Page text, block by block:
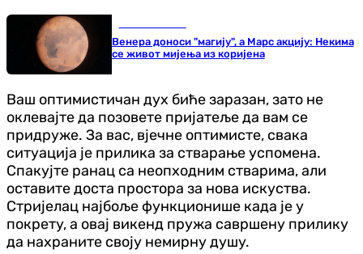
Венера доноси "магију", а Марс акцију: Некима
се живот мијења из коријена
Ваш оптимистичан дух биће заразан, зато не
оклевајте да позовете пријатеље да вам се
придруже. За вас, вјечне оптимисте, свака
ситуација је прилика за стварање успомена.
Спакујте ранац са неопходним стварима, али
оставите доста простора за нова искуства.
Стријелац најбоље функционише када је у
покрету, а овај викенд пружа савршену прилику
да нахраните своју немирну душу.